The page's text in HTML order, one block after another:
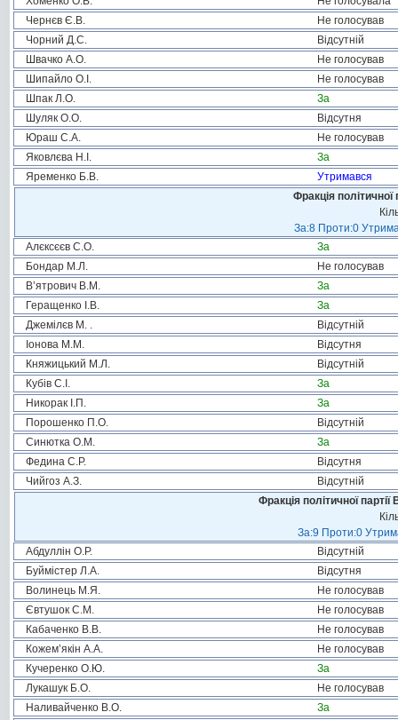
Чернєв Є.В.
Не голосував
Чорний Д.С.
Відсутній
Швачко А.О.
Не голосував
Шипайло О.І.
Не голосував
Шпак Л.О.
За
Шуляк О.О.
Відсутня
Юраш С.А.
Не голосував
Яковлєва Н.І.
За
Яременко Б.В.
Утримався
Фракція
За:8 Проти:0
Алєксєєв С.О.
За
Бондар М.Л.
Не голосував
В’ятрович В.М.
За
Геращенко І.В.
За
Джемілєв М. .
Відсутній
Іонова М.М.
Відсутня
Княжицький М.Л.
Відсутній
Кубів С.І.
За
Никорак І.П.
За
Порошенко П.О.
Відсутній
Синютка О.М.
За
Федина С.Р.
Відсутня
Чийгоз А.З.
Відсутній
Фракція політичної
За:9 Проти:0
Абдуллін О.Р.
Відсутній
Буймістер Л.А.
Відсутня
Волинець М.Я.
Не голосував
Євтушок С.М.
Не голосував
Кабаченко В.В.
Не голосував
Кожем’якін А.А.
Не голосував
Кучеренко О.Ю.
За
Лукашук Б.О.
Не голосував
Наливайченко В.О.
За